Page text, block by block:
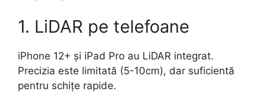
1. LiDAR pe telefoane
iPhone 12+ și iPad Pro au LiDAR integrat.
Precizia este limitată (5-10cm), dar suficientă
pentru schițe rapide.